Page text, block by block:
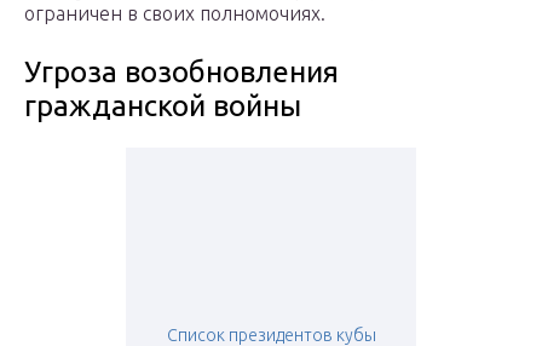
ограничен в своих полномочиях.
Угроза возобновления
гражданской войны
Список президентов кубы